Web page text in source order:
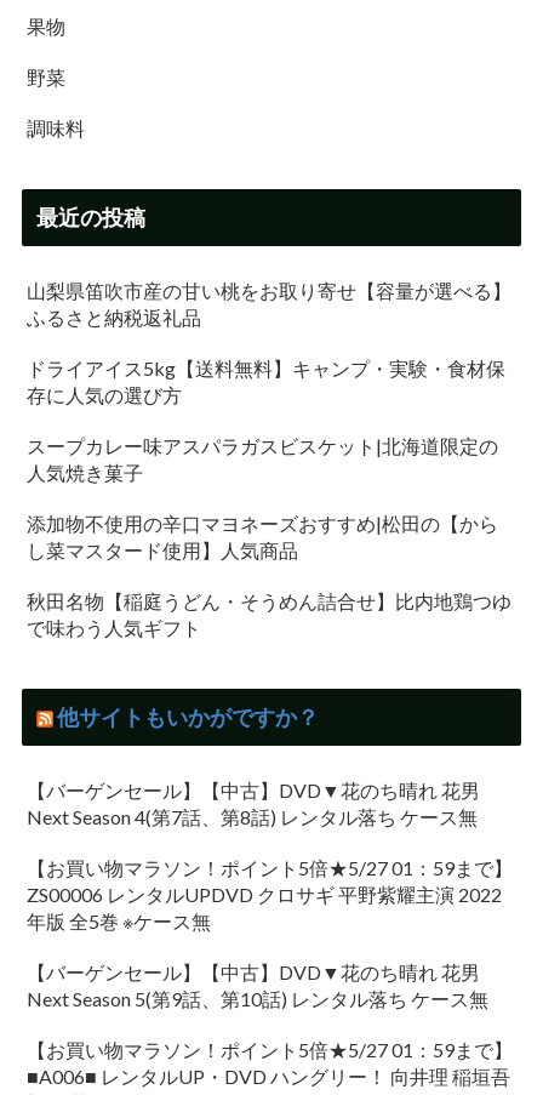
果物
野菜
調味料
最近の投稿
山梨県笛吹市産の甘い桃をお取り寄せ【容量が選べる】
ふるさと納税返礼品
ドライアイス5kg【送料無料】キャンプ・実験・食材保
存に人気の選び方
スープカレー味アスパラガスビスケット|北海道限定の
人気焼き菓子
添加物不使用の辛口マヨネーズおすすめ|松田の【から
し菜マスタード使用】人気商品
秋田名物【稲庭うどん・そうめん詰合せ】比内地鶏つゆ
で味わう人気ギフト
他サイトもいかがですか？
【バーゲンセール】【中古】DVD▼花のち晴れ 花男
Next Season 4(第7話、第8話) レンタル落ち ケース無
【お買い物マラソン！ポイント5倍★5/27 01：59まで】
ZS00006 レンタルUPDVD クロサギ 平野紫耀主演 2022
年版 全5巻 ※ケース無
【バーゲンセール】【中古】DVD▼花のち晴れ 花男
Next Season 5(第9話、第10話) レンタル落ち ケース無
【お買い物マラソン！ポイント5倍★5/27 01：59まで】
■A006■ レンタルUP・DVD ハングリー！ 向井理 稲垣吾